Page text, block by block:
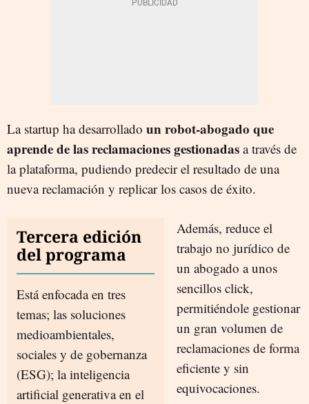
La startup ha desarrollado un robot-abogado que
aprende de las reclamaciones gestionadas a través de
la plataforma, pudiendo predecir el resultado de una
nueva reclamación y replicar los casos de éxito.
Tercera edición
del programa
Está enfocada en tres
temas; las soluciones
medioambientales,
sociales y de gobernanza
(ESG); la inteligencia
artificial generativa en el
Además, reduce el
trabajo no jurídico de
un abogado a unos
sencillos click,
permitiéndole gestionar
un gran volumen de
reclamaciones de forma
eficiente y sin
equivocaciones.